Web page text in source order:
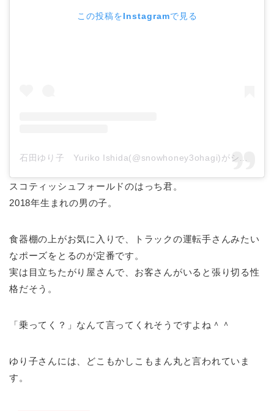
この投稿をInstagramで見る
スコティッシュフォールドのはっち君。
2018年生まれの男の子。
食器棚の上がお気に入りで、トラックの運転手さんみたい
なポーズをとるのが定番です。
実は目立ちたがり屋さんで、お客さんがいると張り切る性
格だそう。
「乗ってく？」なんて言ってくれそうですよね＾＾
ゆり子さんには、どこもかしこもまん丸と言われていま
す。